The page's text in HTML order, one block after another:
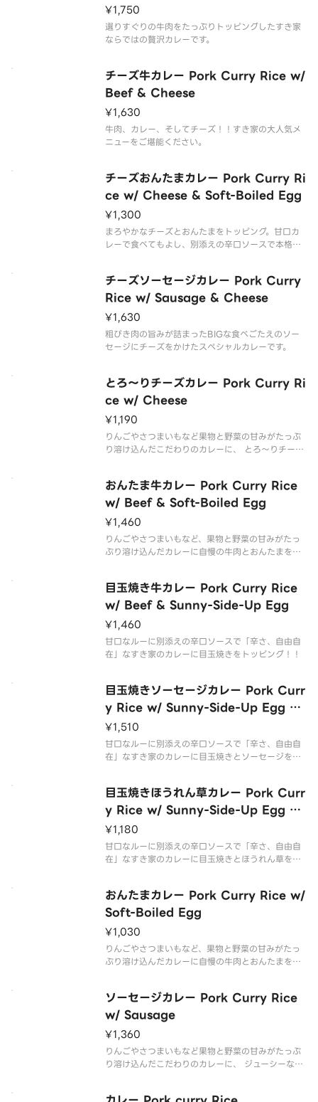
¥1,750
選りすぐりの牛肉をたっぷりトッピングしたすき家
ならではの贅沢カレーです。
チーズ牛カレー Pork Curry Rice w/
Beef & Cheese
¥1,630
牛肉、カレー、そしてチーズ！！すき家の大人気メ
ニューをご堪能ください。
チーズおんたまカレー Pork Curry Ri
ce w/ Cheese & Soft-Boiled Egg
¥1,300
まろやかなチーズとおんたまをトッピング。甘口カ
レーで食べてもよし、別添えの辛口ソースで本格ス
チーズソーセージカレー Pork Curry
Rice w/ Sausage & Cheese
¥1,630
粗びき肉の旨みが詰まったBIGな食べごたえのソー
セージにチーズをかけたスペシャルカレーです。
とろ～りチーズカレー Pork Curry Ri
ce w/ Cheese
¥1,190
りんごやさつまいもなど果物と野菜の甘みがたっぷ
り溶け込んだこだわりのカレーに、 とろ〜りチーズ
おんたま牛カレー Pork Curry Rice
w/ Beef & Soft-Boiled Egg
¥1,460
りんごやさつまいもなど、果物と野菜の甘みがたっ
ぷり溶け込んだカレーに自慢の牛肉とおんたまをト
目玉焼き牛カレー Pork Curry Rice
w/ Beef & Sunny-Side-Up Egg
¥1,460
甘口なルーに別添えの辛口ソースで「辛さ、自由自
在」なすき家のカレーに目玉焼きをトッピング！！
目玉焼きソーセージカレー Pork Curr
y Rice w/ Sunny-Side-Up Egg &
Sausage
¥1,510
甘口なルーに別添えの辛口ソースで「辛さ、自由自
在」なすき家のカレーに目玉焼きとソーセージをト
目玉焼きほうれん草カレー Pork Curr
y Rice w/ Sunny-Side-Up Egg &
Spinach
¥1,180
甘口なルーに別添えの辛口ソースで「辛さ、自由自
在」なすき家のカレーに目玉焼きとほうれん草をト
おんたまカレー Pork Curry Rice w/
Soft-Boiled Egg
¥1,030
りんごやさつまいもなど、果物と野菜の甘みがたっ
ぷり溶け込んだカレーに自慢の牛肉とおんたまをト
ソーセージカレー Pork Curry Rice
w/ Sausage
¥1,360
りんごやさつまいもなど果物と野菜の甘みがたっぷ
り溶け込んだこだわりのカレーに、 ジューシーなソ